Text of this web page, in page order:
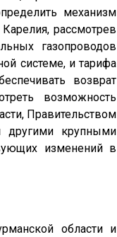
механизм
рассмотрев
газопроводов
системе, и тарифа
возврат
возможность
Правительством
другими крупными
изменений в
области и